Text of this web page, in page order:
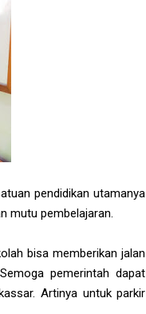
pendidikan utamanya
mutu pembelajaran.
bisa memberikan jalan
pemerintah dapat
Artinya untuk parkir